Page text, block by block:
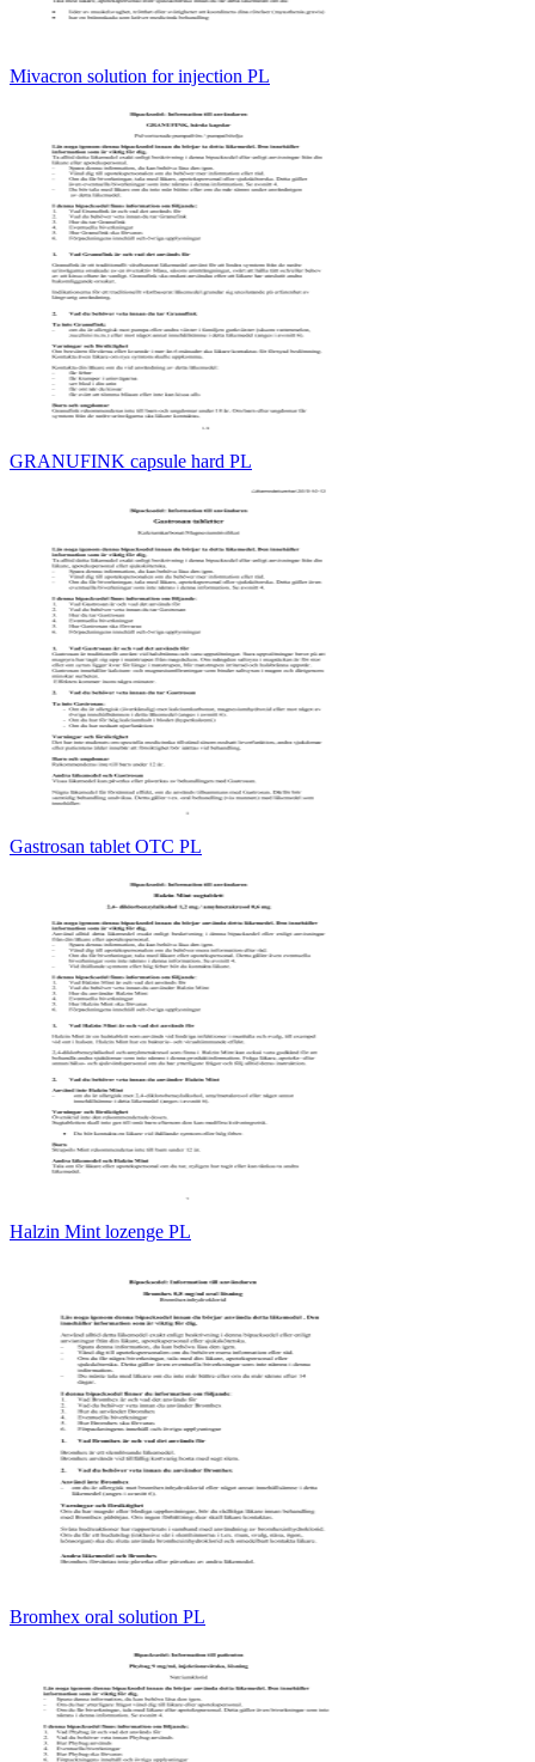
Mivacron solution for injection PL
GRANUFINK capsule hard PL
Gastrosan tablet OTC PL
Halzin Mint lozenge PL
Bromhex oral solution PL